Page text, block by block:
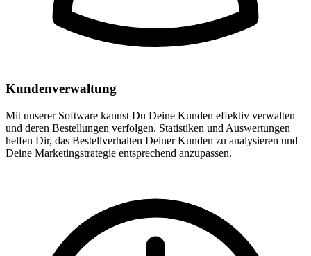
Kundenverwaltung
Mit unserer Software kannst Du Deine Kunden effektiv verwalten
und deren Bestellungen verfolgen. Statistiken und Auswertungen
helfen Dir, das Bestellverhalten Deiner Kunden zu analysieren und
Deine Marketingstrategie entsprechend anzupassen.